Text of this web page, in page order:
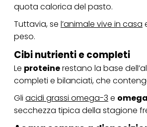
quota calorica del pasto.
Tuttavia, se l’animale vive in casa
peso.
Cibi nutrienti e completi
Le proteinerestano la base
completi e bilanciati, che
Gli acidi grassi omega-3 e
secchezza tipica della stagione